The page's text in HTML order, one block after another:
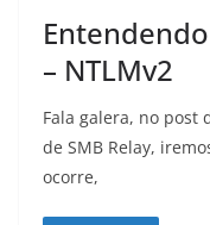
– NTLMv2
Fala galera, no post
de SMB Relay,
ocorre,